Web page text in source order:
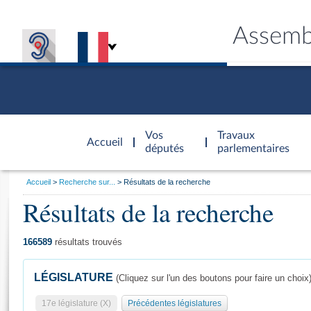
Accueil
d'accueil
Vos
députés
Travaux
parlementaires
Général
Vous
Accueil Recherche sur... Résultats de la recherche
Résultats de la recherche
166589 résultats trouvés
LÉGISLATURE (Cliquez sur l'un des boutons pour faire un choix)
17e législature (X) Précédentes législatures